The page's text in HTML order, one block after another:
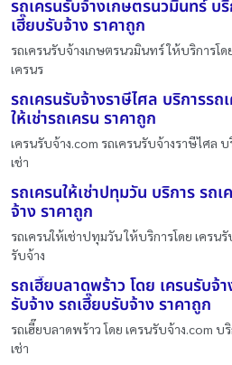
รถเครนรับจ้างเกษตรนวมินทร์ บ
เฮี๊ยบรับจ้าง ราคาถูก
รถเครนรับจ้างเกษตรนวมินทร์ ให้บริการโ
เครนร
รถเครนรับจ้างราษีไศล บริการรถ
ให้เช่ารถเครน ราคาถูก
เครนรับจ้าง.com รถเครนรับจ้างราษีไศล
เช่า
รถเครนให้เช่าปทุมวัน บริการ รถ
จ้าง ราคาถูก
รถเครนให้เช่าปทุมวัน ให้บริการโดย เครน
รับจ้าง
รถเฮี๊ยบลาดพร้าว โดย เครนรับจ้
รับจ้าง รถเฮี๊ยบรับจ้าง ราคาถูก
รถเฮี๊ยบลาดพร้าว โดย เครนรับจ้าง.com บ
เช่า